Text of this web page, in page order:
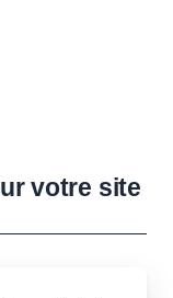
votre site